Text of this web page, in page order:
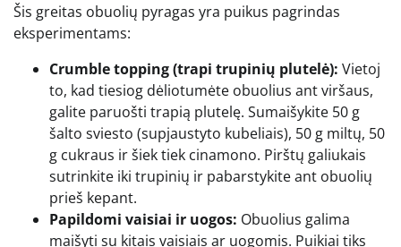
Šis greitas obuolių pyragas yra puikus pagrindas
eksperimentams:
Crumble topping (trapi trupinių plutelė): Vietoj
to, kad tiesiog dėliotumėte obuolius ant viršaus,
galite paruošti trapią plutelę. Sumaišykite 50 g
šalto sviesto (supjaustyto kubeliais), 50 g miltų, 50
g cukraus ir šiek tiek cinamono. Pirštų galiukais
sutrinkite iki trupinių ir pabarstykite ant obuolių
prieš kepant.
Papildomi vaisiai ir uogos: Obuolius galima
maišyti su kitais vaisiais ar uogomis. Puikiai tiks